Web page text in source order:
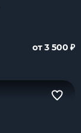
от 3 500 ₽